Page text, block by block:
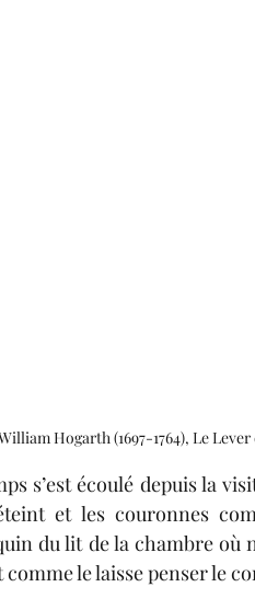
Hogarth (1697-1764), Le
s’est écoulé depuis la
et les couronnes
du lit de la chambre où
le laisse penser le